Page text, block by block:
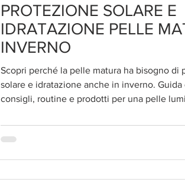
PROTEZIONE SOLARE E
IDRATAZIONE PELLE
INVERNO
Scopri perché la pelle matura ha bisogno di
solare e idratazione anche in inverno.
consigli, routine e prodotti per una pelle